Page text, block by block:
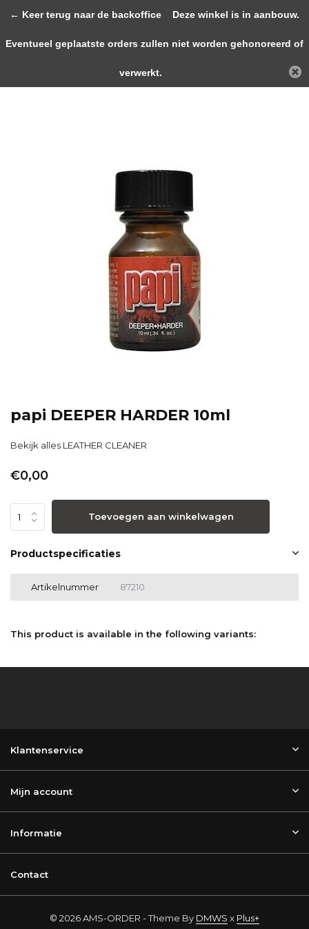
Home
papi DEEPER HARDER 10ml
Bekijk alles LEATHER CLEANER
€0,00
Toevoegen aan winkelwagen
Productspecificaties
Artikelnummer 87210
This product is available in the following variants:
Klantenservice
Mijn account
Informatie
Contact
© 2026 AMS-ORDER - Theme By DMWS x Plus+
← Keer terug naar de backoffice Deze winkel is in aanbouw.
Eventueel geplaatste orders zullen niet worden gehonoreerd of
verwerkt.